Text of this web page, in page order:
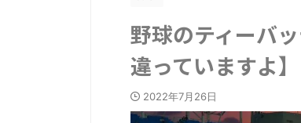
野球のティーバ
違っていますよ】
2022年7月26日